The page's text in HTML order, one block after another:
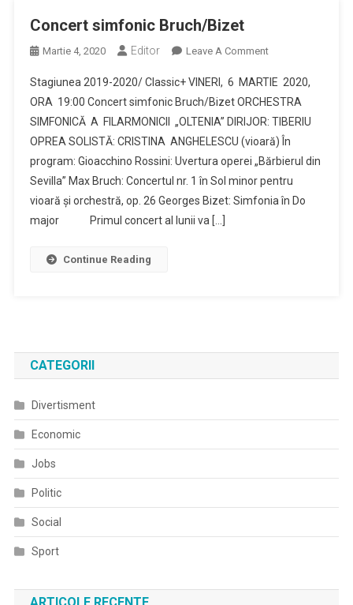
Concert simfonic Bruch/Bizet
Martie 4, 2020 Editor Leave A CommentOn
Simfonic
Bruch/Bizet
Stagiunea 2019-2020/ Classic+ VINERI, 6 MARTIE 2020,
ORA 19:00 Concert simfonic Bruch/Bizet ORCHESTRA
SIMFONICĂ A FILARMONICII „OLTENIA” DIRIJOR: TIBERIU
OPREA SOLISTĂ: CRISTINA ANGHELESCU (vioară) În
program: Gioacchino Rossini: Uvertura operei „Bărbierul din
Sevilla” Max Bruch: Concertul nr. 1 în Sol minor pentru
vioară și orchestră, op. 26 Georges Bizet: Simfonia în Do
major Primul concert al lunii va […]
Continue Reading
CATEGORII
Divertisment
Economic
Jobs
Politic
Social
Sport
ARTICOLE RECENTE